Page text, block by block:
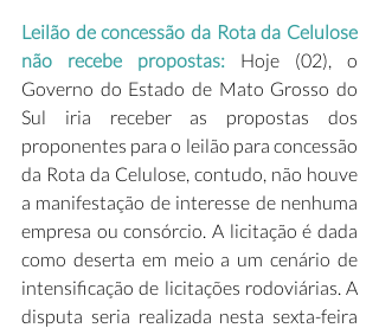
Leilão de concessão da Rota da Celulose
não recebe propostas: Hoje (02), o
Governo do Estado de Mato Grosso do
Sul iria receber as propostas dos
proponentes para o leilão para concessão
da Rota da Celulose, contudo, não houve
a manifestação de interesse de nenhuma
empresa ou consórcio. A licitação é dada
como deserta em meio a um cenário de
intensificação de licitações rodoviárias. A
disputa seria realizada nesta sexta-feira